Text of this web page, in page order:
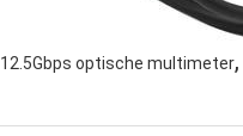
12.5Gbps optische multimeter,